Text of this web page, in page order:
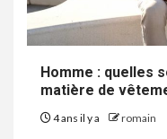
Homme : quelles
matière de
4 ans il y a romain